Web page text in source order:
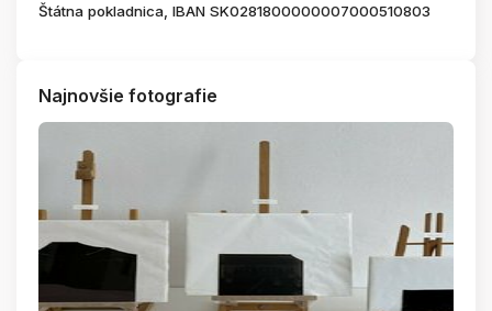
Štátna pokladnica, IBAN SK0281800000007000510803
Najnovšie fotografie